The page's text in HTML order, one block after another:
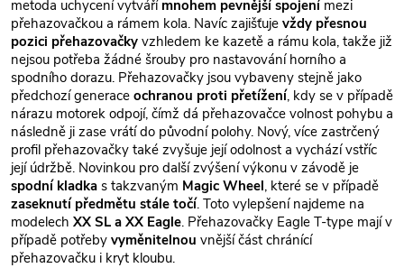
metoda uchycení vytváří mnohem pevnější spojení mezi
přehazovačkou a rámem kola. Navíc zajišťuje vždy přesnou
pozici přehazovačky vzhledem ke kazetě a rámu kola, takže již
nejsou potřeba žádné šrouby pro nastavování horního a
spodního dorazu. Přehazovačky jsou vybaveny stejně jako
předchozí generace ochranou proti přetížení, kdy se v případě
nárazu motorek odpojí, čímž dá přehazovačce volnost pohybu a
následně ji zase vrátí do původní polohy. Nový, více zastrčený
profil přehazovačky také zvyšuje její odolnost a vychází vstříc
její údržbě. Novinkou pro další zvýšení výkonu v závodě je
spodní kladka s takzvaným Magic Wheel, které se v případě
zaseknutí předmětu stále točí. Toto vylepšení najdeme na
modelech XX SL a XX Eagle. Přehazovačky Eagle T-type mají v
případě potřeby vyměnitelnou vnější část chránící
přehazovačku i kryt kloubu.